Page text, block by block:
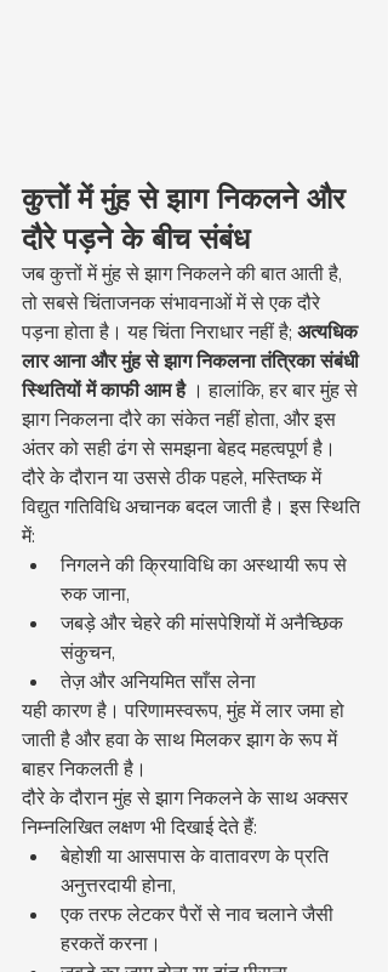
कुत्तों में मुंह से झाग निकलने और
दौरे पड़ने के बीच संबंध
जब कुत्तों में मुंह से झाग निकलने की बात आती है,
तो सबसे चिंताजनक संभावनाओं में से एक दौरे
पड़ना होता है। यह चिंता निराधार नहीं है; अत्यधिक
लार आना और मुंह से झाग निकलना तंत्रिका संबंधी
स्थितियों में काफी आम है । हालांकि, हर बार मुंह से
झाग निकलना दौरे का संकेत नहीं होता, और इस
अंतर को सही ढंग से समझना बेहद महत्वपूर्ण है।
दौरे के दौरान या उससे ठीक पहले, मस्तिष्क में
विद्युत गतिविधि अचानक बदल जाती है। इस स्थिति
में:
निगलने की क्रियाविधि का अस्थायी रूप से
रुक जाना,
जबड़े और चेहरे की मांसपेशियों में अनैच्छिक
संकुचन,
तेज़ और अनियमित साँस लेना
यही कारण है। परिणामस्वरूप, मुंह में लार जमा हो
जाती है और हवा के साथ मिलकर झाग के रूप में
बाहर निकलती है।
दौरे के दौरान मुंह से झाग निकलने के साथ अक्सर
निम्नलिखित लक्षण भी दिखाई देते हैं:
बेहोशी या आसपास के वातावरण के प्रति
अनुत्तरदायी होना,
एक तरफ लेटकर पैरों से नाव चलाने जैसी
हरकतें करना।